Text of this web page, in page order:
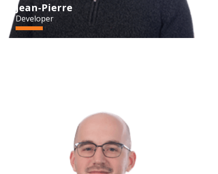
Jean-Pierre
Developer